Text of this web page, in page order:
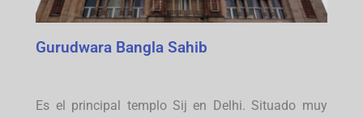
Gurudwara Bangla Sahib
Es el principal templo Sij en Delhi. Situado muy